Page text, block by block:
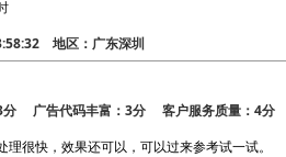
地区：广东深圳
广告代码丰富：3分 客户服务质量：4分
很快，效果还可以，可以过来参考试一试。